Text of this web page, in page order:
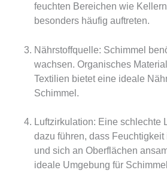
feuchten Bereichen wie
besonders häufig auftreten.
Nährstoffquelle: Schimmel
wachsen. Organisches
Textilien bietet eine ideale
Schimmel.
Luftzirkulation: Eine schlechte
dazu führen, dass Feuchtigkeit
und sich an Oberflächen
ideale Umgebung für